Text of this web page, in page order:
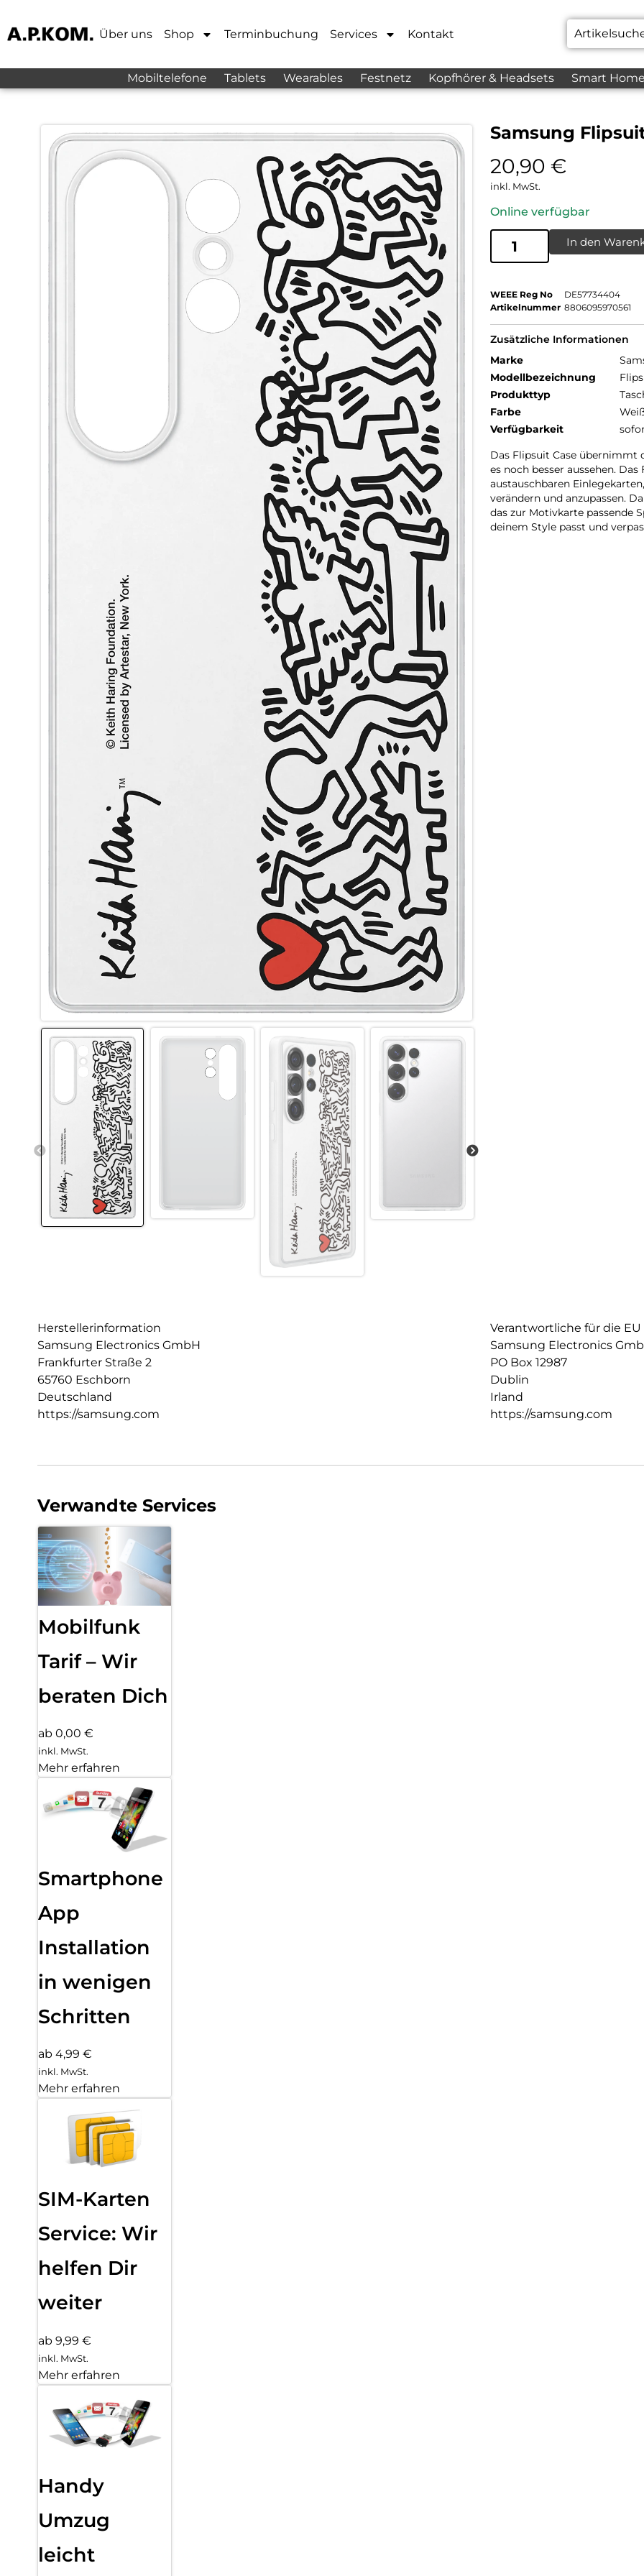
Über uns Shop Terminbuchung Services Kontakt
Mobiltelefone Tablets Wearables Festnetz Kopfhörer & Headsets Smart
Samsung
20,90 €
inkl. MwSt.
Online verfügbar
In den
WEEE Reg No
DE57734404
Artikelnummer 8806095970561
Zusätzliche Informationen
Marke
Modellbezeichnung
Produkttyp
Farbe
Verfügbarkeit
Das Flipsuit Case übernimmt
es noch besser aussehen.
austauschbaren
verändern und anzupassen.
das zur Motivkarte passende
deinem Style passt und
Herstellerinformation
Samsung Electronics GmbH
Frankfurter Straße 2
65760 Eschborn
Deutschland
https://samsung.com
Verantwortliche für die EU
Samsung Electronics
PO Box 12987
Dublin
Irland
https://samsung.com
Verwandte Services
Mobilfunk
Tarif – Wir
beraten Dich
ab 0,00 €
inkl. MwSt.
Mehr erfahren
Smartphone
App
Installation
in wenigen
Schritten
ab 4,99 €
inkl. MwSt.
Mehr erfahren
SIM-Karten
Service: Wir
helfen Dir
weiter
ab 9,99 €
inkl. MwSt.
Mehr erfahren
Handy
Umzug
leicht